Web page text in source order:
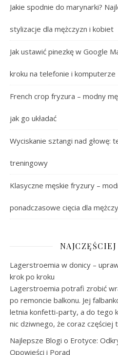
Jakie spodnie do marynarki?
stylizacje dla mężczyzn i kobiet
Jak ustawić pinezkę w Google
kroku na telefonie i komputerze
French crop fryzura – modny
jak go układać
Wyciskanie sztangi nad głowę:
treningowy
Klasyczne męskie fryzury –
ponadczasowe cięcia dla
Lagerstroemia w donicy –
krok po kroku
Lagerstroemia potrafi zrobić
po remoncie balkonu. Jej
letnia konfetti-party, a do tego
nic dziwnego, że coraz częściej
Najlepsze Blogi o Erotyce:
Opowieści i Porad